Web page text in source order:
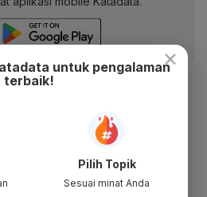
×
untuk pengalaman
terbaik!
Pilih Topik
Sesuai minat Anda